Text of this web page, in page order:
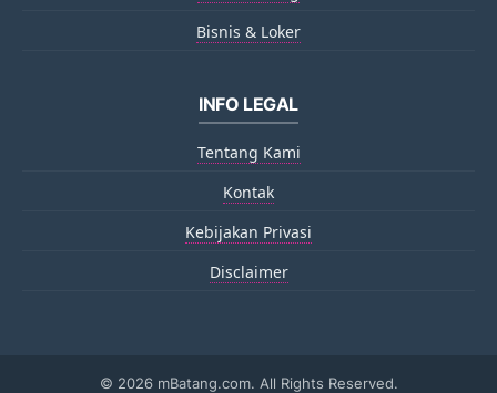
Bisnis & Loker
INFO LEGAL
Tentang Kami
Kontak
Kebijakan Privasi
Disclaimer
© 2026 mBatang.com. All Rights Reserved.